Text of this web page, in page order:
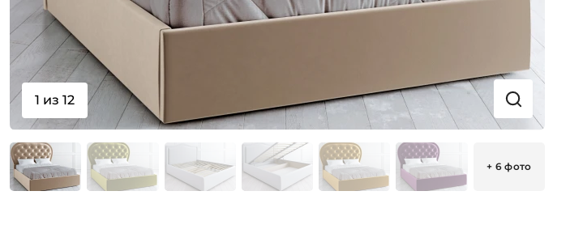
1 из 12
+ 6 фото